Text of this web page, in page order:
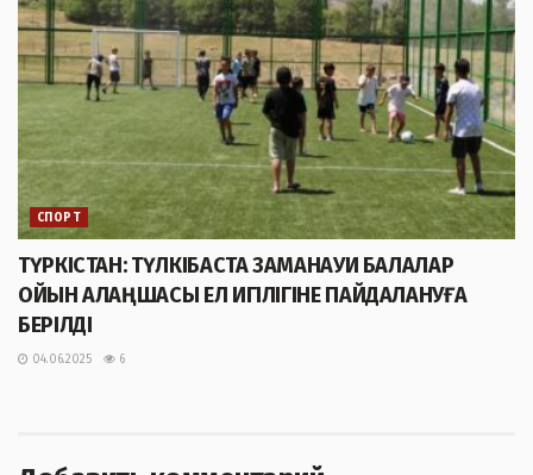
СПОРТ
ТҮРКІСТАН: ТҮЛКІБАСТА ЗАМАНАУИ БАЛАЛАР
ОЙЫН АЛАҢШАСЫ ЕЛ ИГІЛІГІНЕ ПАЙДАЛАНУҒА
БЕРІЛДІ
04.06.2025 6